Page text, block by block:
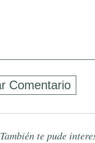
También te pude